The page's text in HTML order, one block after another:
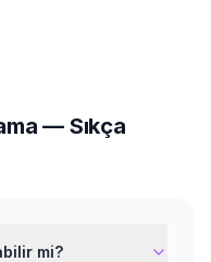
— Sıkça
mi?